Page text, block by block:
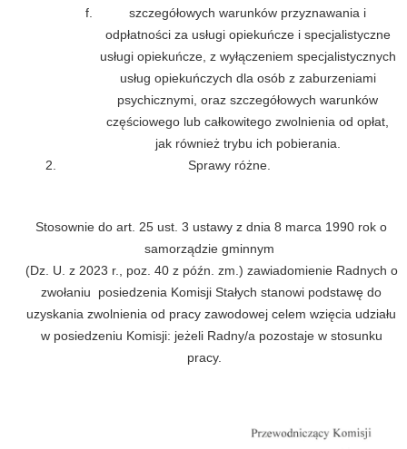
szczegółowych warunków przyznawania i
odpłatności za usługi opiekuńcze i specjalistyczne
usługi opiekuńcze, z wyłączeniem specjalistycznych
usług opiekuńczych dla osób z zaburzeniami
psychicznymi, oraz szczegółowych warunków
częściowego lub całkowitego zwolnienia od opłat,
jak również trybu ich pobierania.
Sprawy różne.
Stosownie do art. 25 ust. 3 ustawy z dnia 8 marca 1990 rok o
samorządzie gminnym
(Dz. U. z 2023 r., poz. 40 z późn. zm.) zawiadomienie Radnych o
zwołaniu posiedzenia Komisji Stałych stanowi podstawę do
uzyskania zwolnienia od pracy zawodowej celem wzięcia udziału
w posiedzeniu Komisji: jeżeli Radny/a pozostaje w stosunku
pracy.